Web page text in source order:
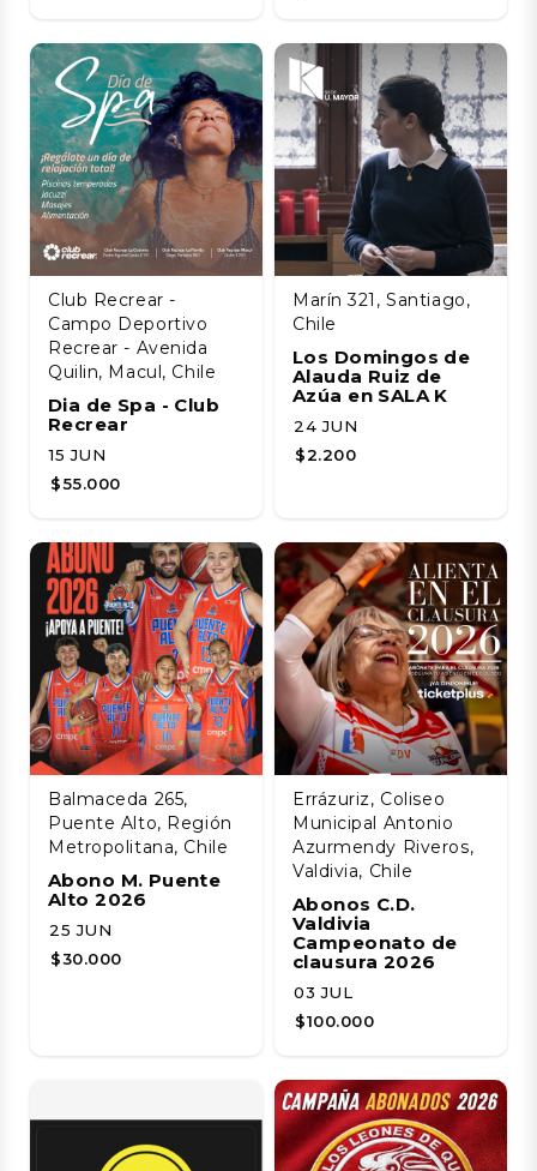
Club Recrear -
Campo Deportivo
Recrear - Avenida
Quilin, Macul, Chile
Dia de Spa - Club
Recrear
15 JUN
$55.000
Marín 321, Santiago,
Chile
Los Domingos de
Alauda Ruiz de
Azúa en SALA K
24 JUN
$2.200
Balmaceda 265,
Puente Alto, Región
Metropolitana, Chile
Abono M. Puente
Alto 2026
25 JUN
$30.000
Errázuriz, Coliseo
Municipal Antonio
Azurmendy Riveros,
Valdivia, Chile
Abonos C.D.
Valdivia
Campeonato de
clausura 2026
03 JUL
$100.000